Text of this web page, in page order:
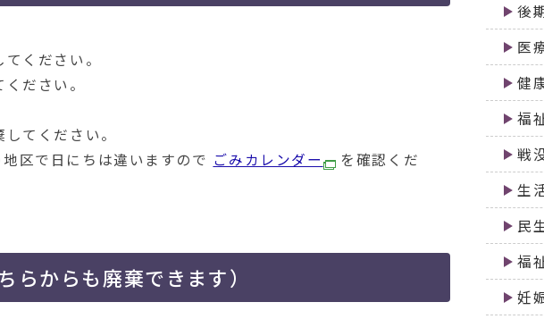
ください。
ださい。
てください。
区で日にちは違いますので ごみカレンダー
を確認くだ
らからも廃棄できます）
後
医
健
福
戦
生
民
福
妊